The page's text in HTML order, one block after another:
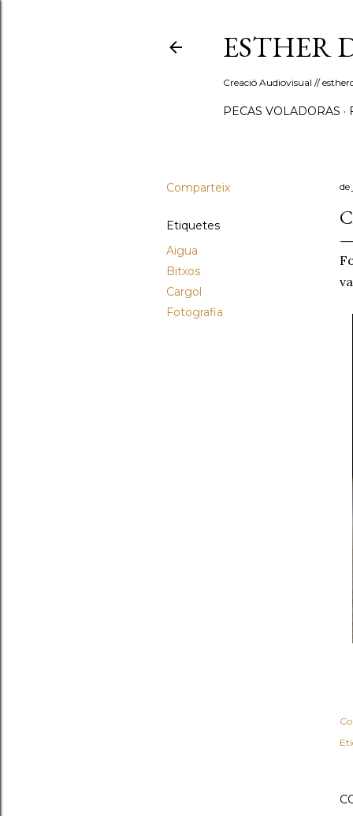
ESTHER
Creació Audiovisual //
PECAS VOLADORAS
Comparteix
Etiquetes
Aigua
Bitxos
Cargol
Fotografia
de